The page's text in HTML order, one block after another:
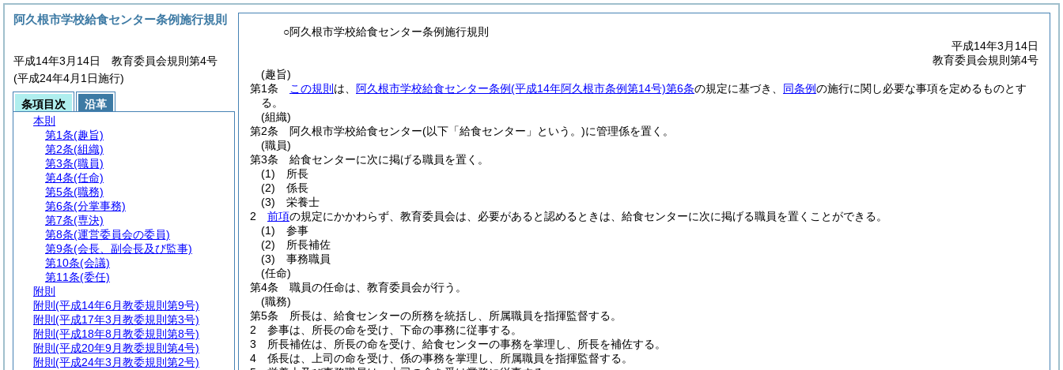
○阿久根市学校給食センター条例施行規則
平成14年3月14日
教育委員会規則第4号
(趣旨)
第1条
この規則 は、 阿久根市学校給食センター条例(平成14年阿久根市条例第14号)第6条の規定に基づき、 同条例の施行に関し必要な事項を定めるものとす
る。
(組織)
第2条
阿久根市学校給食センター(以下「給食センター」という。)に管理係を置く。
(職員)
第3条
給食センターに次に掲げる職員を置く。
(1)
所長
(2)
係長
(3)
栄養士
2
前項の規定にかかわらず、教育委員会は、必要があると認めるときは、給食センターに次に掲げる職員を置くことができる。
(1)
参事
(2)
所長補佐
(3)
事務職員
(任命)
第4条
職員の任命は、教育委員会が行う。
(職務)
第5条
所長は、給食センターの所務を統括し、所属職員を指揮監督する。
2
参事は、所長の命を受け、下命の事務に従事する。
3
所長補佐は、所長の命を受け、給食センターの事務を掌理し、所長を補佐する。
4
係長は、上司の命を受け、係の事務を掌理し、所属職員を指揮監督する。
阿久根市学校給食センター条例施行規則
平成14年3月14日 教育委員会規則第4号
(平成24年4月1日施行)
条項目次
沿革
本則
第1条(趣旨)
第2条(組織)
第3条(職員)
第4条(任命)
第5条(職務)
第6条(分掌事務)
第7条(専決)
第8条(運営委員会の委員)
第9条(会長、副会長及び監事)
第10条(会議)
第11条(委任)
附則
附則 (平成14年6月教委規則第9号)
附則 (平成17年3月教委規則第3号)
附則 (平成18年8月教委規則第8号)
附則 (平成20年9月教委規則第4号)
附則 (平成24年3月教委規則第2号)